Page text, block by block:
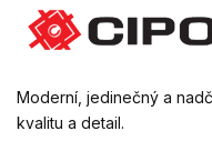
Moderní, jedinečný a
kvalitu a detail.